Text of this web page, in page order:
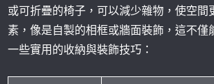
或可折疊的椅子，可以減少雜物，使空
素，像是自製的相框或牆面裝飾，這不
一些實用的收納與裝飾技巧：